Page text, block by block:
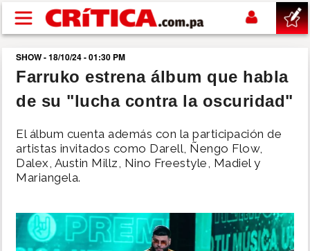
Pasar al contenido principal
buscar
SUCESOS
NACIONAL
POLÍTICA
SHOW
SHOW - 18/10/24 - 01:30 PM
Farruko estrena álbum que habla
de su "lucha contra la oscuridad"
El álbum cuenta además con la participación de
artistas invitados como Darell, Ñengo Flow,
Dalex, Austin Millz, Nino Freestyle, Madiel y
Mariangela.